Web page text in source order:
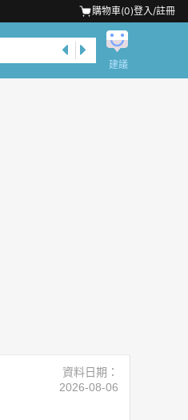
購物車(0)登入/註冊
建議
資料日期：
2026-08-06